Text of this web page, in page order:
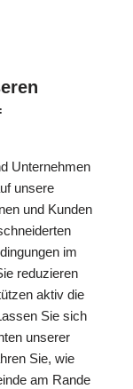
Unternehmen
unsere
und Kunden
im
reduzieren
aktiv die
Sie sich
unserer
Sie, wie
am Rande